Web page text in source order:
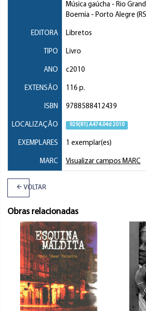
Música gaúcha - Rio
Boemia - Porto Alegre
EDITORA Libretos
TIPO Livro
ANO c2010
EXTENSÃO 116 p.
ISBN 9788588412439
LOCALIZAÇÃO 929(81) A474.04d 2010
EXEMPLARES 1 exemplar(es)
MARC Visualizar campos MARC
VOLTAR
Obras relacionadas